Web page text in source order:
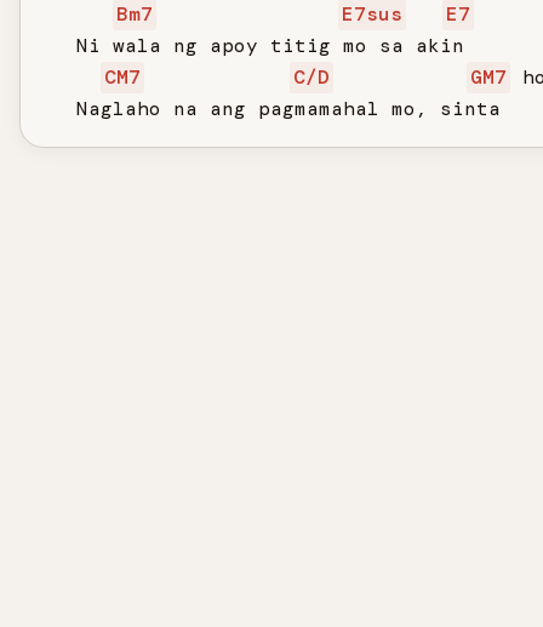
Bm7
E7sus
E7
   Ni wala ng apoy titig mo sa akin
CM7
C/D GM7
   Naglaho na ang pagmamahal mo, sinta